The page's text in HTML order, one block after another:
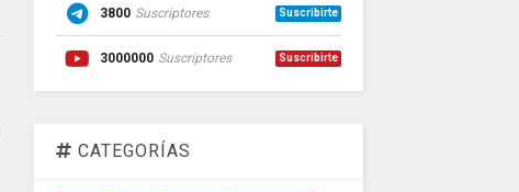
3800 Suscriptores Suscribirte
3000000 Suscriptores Suscribirte
CATEGORÍAS